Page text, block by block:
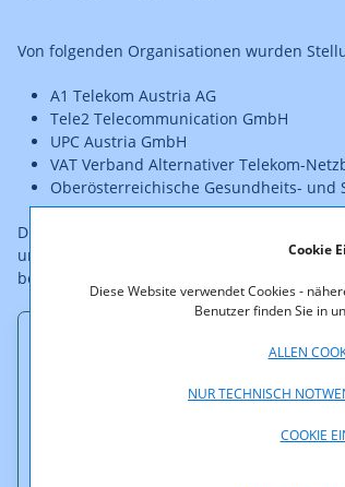
Cookie
Diese Website verwendet Cookies -
Benutzer finden Sie in
ALLEN
NUR TECHNISCH
COOKIE
Von folgenden Organisationen wurden
A1 Telekom Austria AG
Tele2 Telecommunication GmbH
UPC Austria GmbH
VAT Verband Alternativer Telekom-
Oberösterreichische Gesundheits- und
Die zur Veröffentlichung freigegebenen
um Betriebs- und Geschäftsgeheimnisse
bereit:
Stellungnahme_VAT_1.pdf (pdf, 88,6